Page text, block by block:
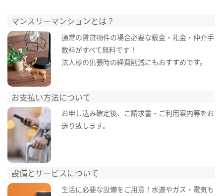
マンスリーマンションとは？
通常の賃貸物件の場合必要な敷金・礼金・仲介手
数料がすべて無料です！
法人様の出張時の経費削減にもおすすめです。
お支払い方法について
お申し込み確定後、ご請求書・ご利用案内等をお
送り致します。
設備とサービスについて
生活に必要な設備をご用意！水道やガス・電気も